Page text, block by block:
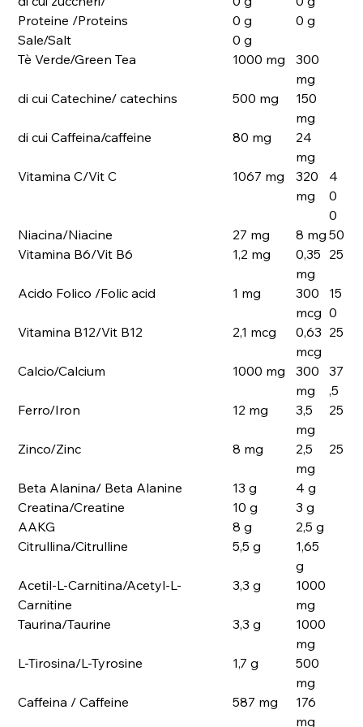
Proteine /Proteins
0 g
0 g
Sale/Salt
0 g
Tè Verde/Green Tea
1000 mg
300
mg
di cui Catechine/ catechins
500 mg
150
mg
di cui Caffeina/caffeine
80 mg
24
mg
Vitamina C/Vit C
1067 mg
320
mg
4
0
0
Niacina/Niacine
27 mg 8 mg 50
Vitamina B6/Vit B6
1,2 mg
0,35
mg
25
Acido Folico /Folic acid 1 mg
300
mcg
15
0
Vitamina B12/Vit B12
2,1 mcg
0,63
mcg
25
Calcio/Calcium 1000 mg
300
mg
37
,5
Ferro/Iron
12 mg
3,5
mg
25
Zinco/Zinc 8 mg
2,5
mg
25
Beta Alanina/ Beta Alanine 13 g
4 g
Creatina/Creatine
10 g
3 g
AAKG
8 g
2,5 g
Citrullina/Citrulline
5,5 g
1,65
g
Acetil-L-Carnitina/Acetyl-L-
Carnitine
3,3 g
1000
mg
Taurina/Taurine
3,3 g
1000
mg
L-Tirosina/L-Tyrosine
1,7 g
500
mg
Caffeina / Caffeine
587 mg
176
mg